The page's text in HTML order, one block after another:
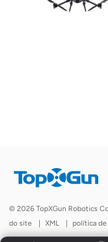
© 2026 TopXGun Robotics
do site
| XML | política de